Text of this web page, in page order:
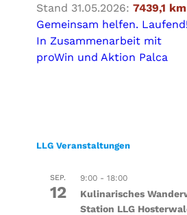
Stand 31.05.2026: 7439,1 km
Gemeinsam helfen.
In Zusammenarbeit mit
proWin und Aktion Palca
LLG Veranstaltungen
SEP.
12
9:00- 18:00
Kulinarisches
Station LLG